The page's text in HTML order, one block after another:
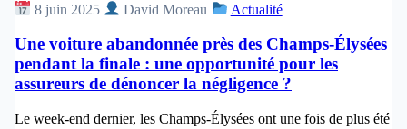
8 juin 2025
David Moreau Actualité
Une voiture abandonnée près des Champs-Élysées
pendant la finale : une opportunité pour les
assureurs de dénoncer la négligence ?
Le week-end dernier, les Champs-Élysées ont une fois de plus été